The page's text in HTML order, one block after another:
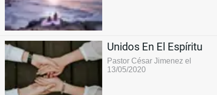
Unidos En El Espíritu
Pastor César Jimenez el
13/05/2020